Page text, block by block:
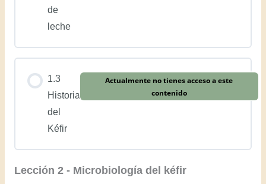
de
leche
1.3
Historia
del
Kéfir
Actualmente no tienes acceso a este
contenido
Lección 2 - Microbiología del kéfir